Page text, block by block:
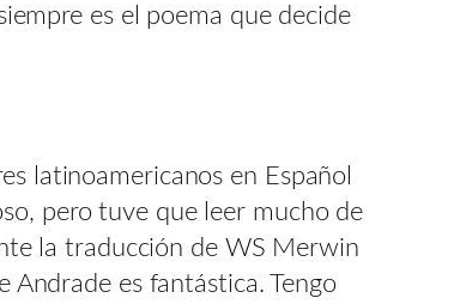
es el poema que decide
latinoamericanos en Español
pero tuve que leer mucho de
la traducción de WS Merwin
es fantástica. Tengo